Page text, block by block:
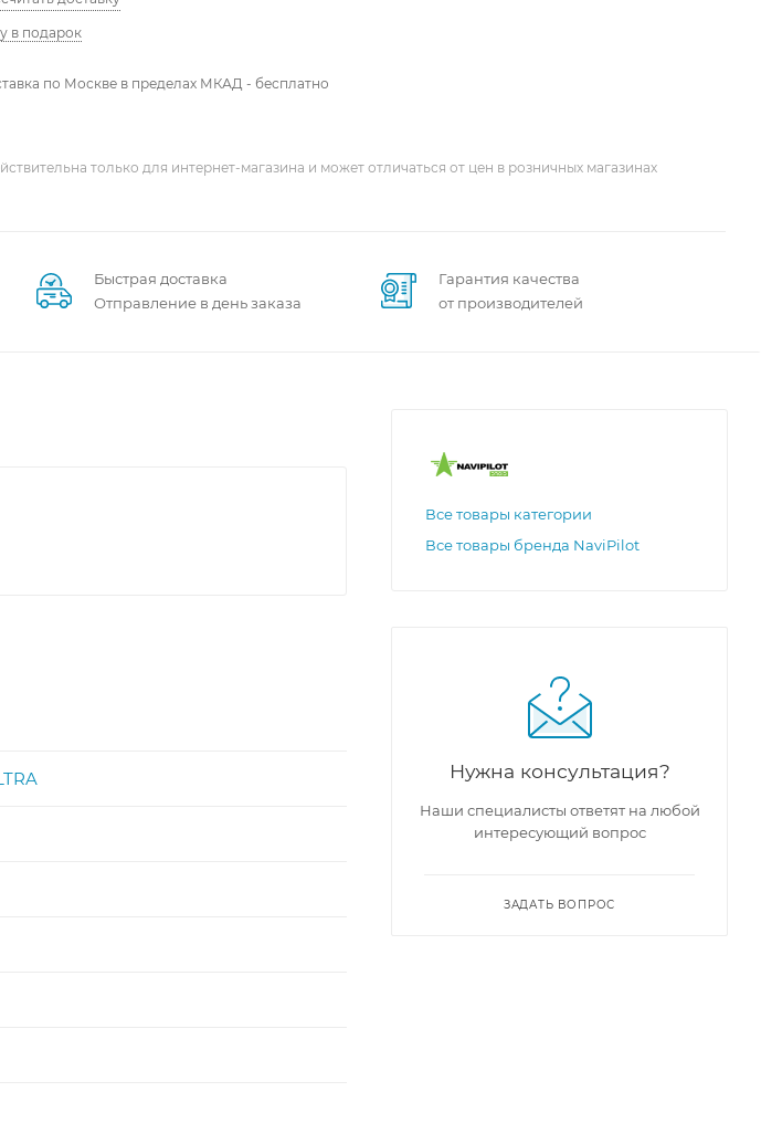
в подарок
по Москве в пределах МКАД - бесплатно
только для интернет-магазина и может отличаться от цен в розничных магазинах
Быстрая доставка
Отправление в день заказа
Гарантия качества
от производителей
Все товары категории
Все товары бренда NaviPilot
Нужна консультация?
Наши специалисты ответят на любой
интересующий вопрос
ЗАДАТЬ ВОПРОС